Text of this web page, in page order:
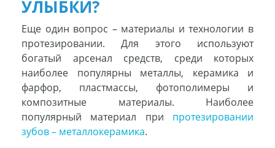
УЛЫБКИ?
Еще один вопрос – материалы и технологии в
протезировании. Для этого используют
богатый арсенал средств, среди которых
наиболее популярны металлы, керамика и
фарфор, пластмассы, фотополимеры и
композитные материалы. Наиболее
популярный материал при протезировании
зубов – металлокерамика.